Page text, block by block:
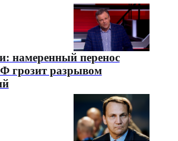
перенос
грозит разрывом